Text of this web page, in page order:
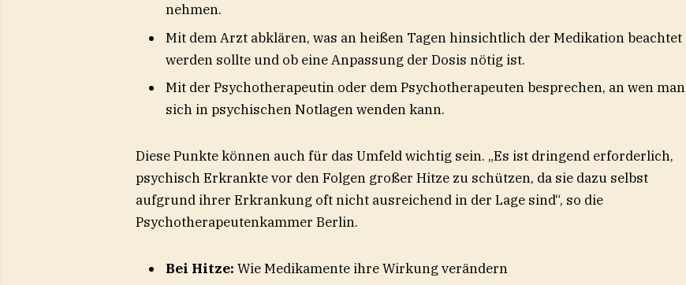
nehmen.
Mit dem Arzt abklären, was an heißen Tagen hinsichtlich der Medikation beachtet
werden sollte und ob eine Anpassung der Dosis nötig ist.
Mit der Psychotherapeutin oder dem Psychotherapeuten besprechen, an wen man
sich in psychischen Notlagen wenden kann.
Diese Punkte können auch für das Umfeld wichtig sein. „Es ist dringend erforderlich,
psychisch Erkrankte vor den Folgen großer Hitze zu schützen, da sie dazu selbst
aufgrund ihrer Erkrankung oft nicht ausreichend in der Lage sind“, so die
Psychotherapeutenkammer Berlin.
Bei Hitze: Wie Medikamente ihre Wirkung verändern